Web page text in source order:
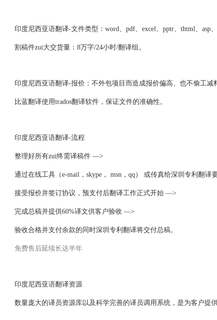
印度尼西亚语翻译-文件类型：word、pdf、excel、pptr、thtml、
割稿件zui大交货量：8万字/24小时/翻译组。
印度尼西亚语翻译-报价：不外包项目而造成报价偏高、也不偷工
比蓝翻译使用trados翻译软件，保证文件的准确性。
印度尼西亚语翻译-流程
整理好所有zui终需译稿件 —>
通过在线工具（e-mail，skype， msn，qq） 或传真给深圳专利翻
接受报价并签订协议，预支付后翻译工作正式开始 —>
完成总稿并提供60%译文供客户验收 —>
验收合格并支付余款的同时深圳专利翻译将交付总稿。
免费售后延续长达半年
印度尼西亚语翻译资源
数量庞大的译员资源库以及科学完善的译员调用系统，是为客户提